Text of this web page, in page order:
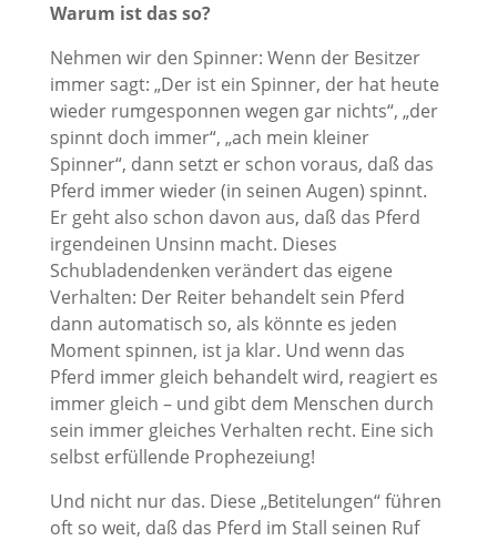
Warum ist das so?
Nehmen wir den Spinner: Wenn der Besitzer
immer sagt: „Der ist ein Spinner, der hat heute
wieder rumgesponnen wegen gar nichts“, „der
spinnt doch immer“, „ach mein kleiner
Spinner“, dann setzt er schon voraus, daß das
Pferd immer wieder (in seinen Augen) spinnt.
Er geht also schon davon aus, daß das Pferd
irgendeinen Unsinn macht. Dieses
Schubladendenken verändert das eigene
Verhalten: Der Reiter behandelt sein Pferd
dann automatisch so, als könnte es jeden
Moment spinnen, ist ja klar. Und wenn das
Pferd immer gleich behandelt wird, reagiert es
immer gleich – und gibt dem Menschen durch
sein immer gleiches Verhalten recht. Eine sich
selbst erfüllende Prophezeiung!
Und nicht nur das. Diese „Betitelungen“ führen
oft so weit, daß das Pferd im Stall seinen Ruf